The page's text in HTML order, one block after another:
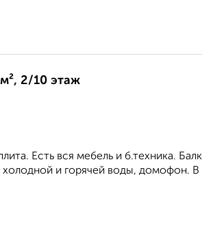
2/10 этаж
Есть вся мебель и б.техника.
и горячей воды, домофон. В